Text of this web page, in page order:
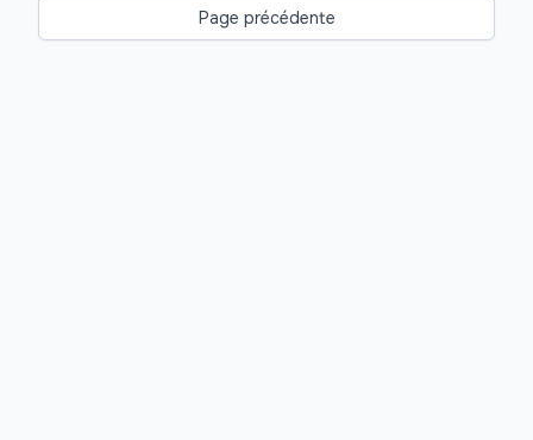
Page précédente